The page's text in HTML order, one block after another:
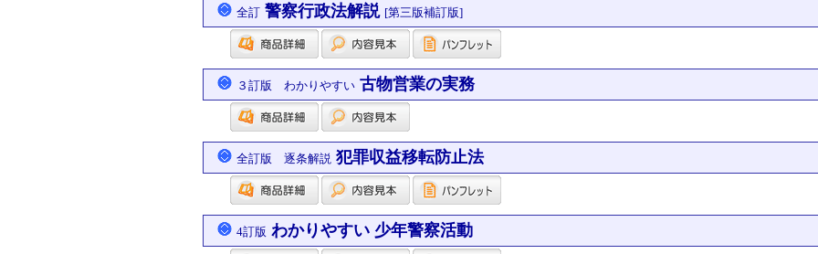
全訂 警察行政法解説 [第三版補訂版]
３訂版 わかりやすい 古物営業の実務
全訂版 逐条解説 犯罪収益移転防止法
4訂版 わかりやすい 少年警察活動